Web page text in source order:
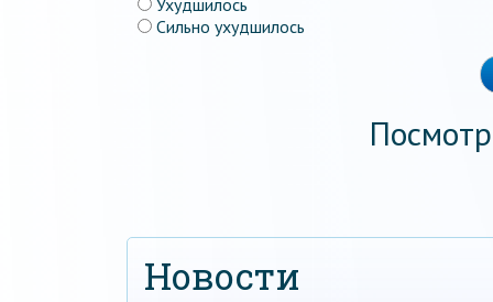
Ухудшилось
Сильно ухудшилось
Новости